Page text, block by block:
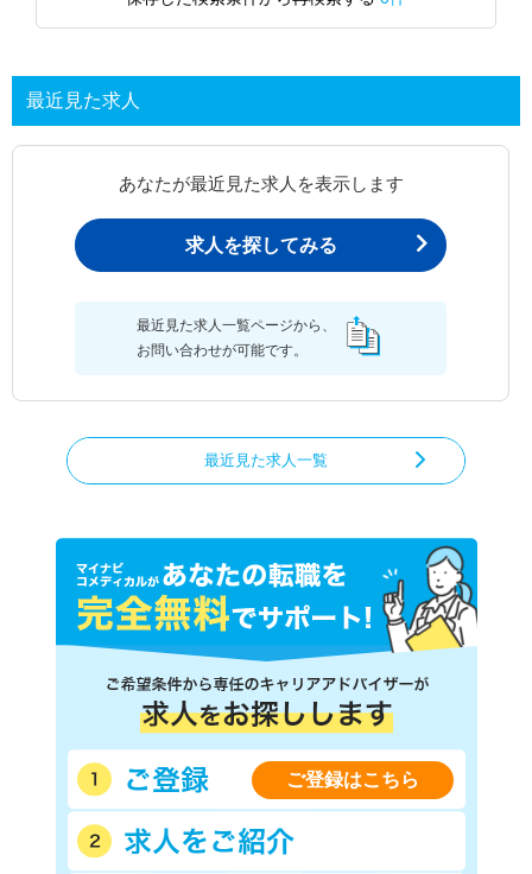
最近見た求人
あなたが最近見た求人を表示します
求人を探してみる
最近見た求人一覧ページから、
お問い合わせが可能です。
最近見た求人一覧
ご登録はこちら